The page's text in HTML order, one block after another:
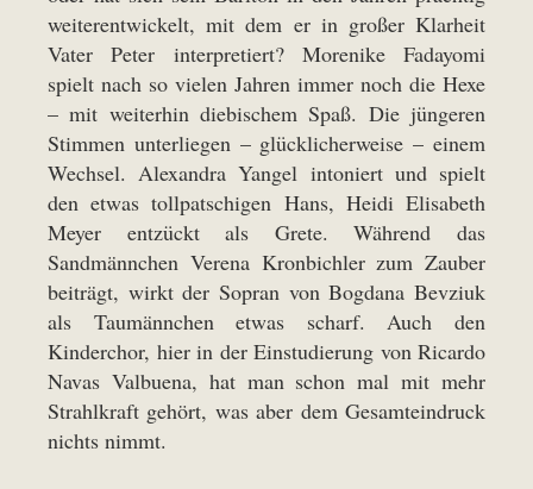
weiterentwickelt, mit dem er in großer Klarheit
Vater Peter interpretiert? Morenike Fadayomi
spielt nach so vielen Jahren immer noch die Hexe
– mit weiterhin diebischem Spaß. Die jüngeren
Stimmen unterliegen – glücklicherweise – einem
Wechsel. Alexandra Yangel intoniert und spielt
den etwas tollpatschigen Hans, Heidi Elisabeth
Meyer entzückt als Grete. Während das
Sandmännchen Verena Kronbichler zum Zauber
beiträgt, wirkt der Sopran von Bogdana Bevziuk
als Taumännchen etwas scharf. Auch den
Kinderchor, hier in der Einstudierung von Ricardo
Navas Valbuena, hat man schon mal mit mehr
Strahlkraft gehört, was aber dem Gesamteindruck
nichts nimmt.